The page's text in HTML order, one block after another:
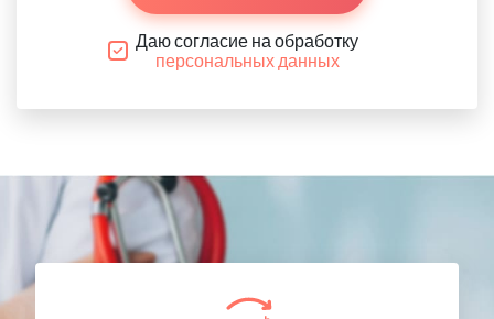
Даю согласие на обработку
персональных данных